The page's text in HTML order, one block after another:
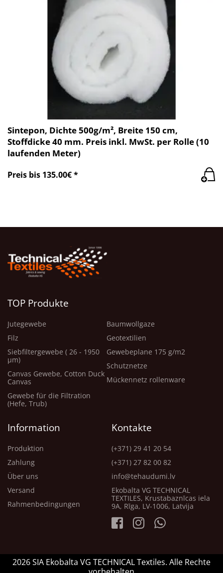
Sintepon, Dichte 500g/m², Breite 150 cm,
Stoffdicke 40 mm. Preis inkl. MwSt. per Rolle (10
laufenden Meter)
Preis bis 135.00€ *
TOP Produkte
Jutegewebe
Filz
Siebfiltergewebe ( 26 - 1950
μm)
Canvas Gewebe, Cotton Duck
Canvas
Gewebe für die Filtration
(Hefe, Trub)
Baumwollgaze
Geotextilien
Gewebeplane 175 g/m2
Schutznetze
Mückennetz rollenware
Information
Produktion
Zahlung
Über uns
Versand
Rahmenbedingungen
Kontakte
(+371) 29 41 20 54
(+371) 27 82 00 82
info@tehaudumi.lv
Ekobalta VG TECHNICAL
TEXTILES, Krustabaznīcas iela
9A, Rīga, LV-1006, Latvija
2026 SIA Ekobalta VG TECHNICAL Textiles. Alle Rechte